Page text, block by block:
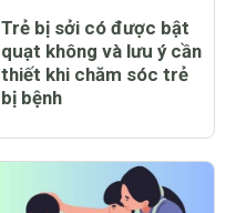
Trẻ bị sởi có được bật
quạt không và lưu ý cần
thiết khi chăm sóc trẻ
bị bệnh